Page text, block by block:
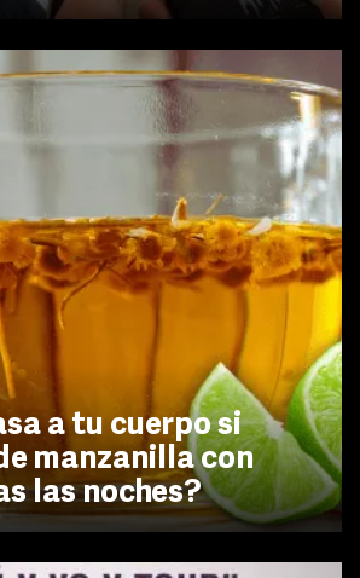
a tu cuerpo si
manzanilla con
las noches?